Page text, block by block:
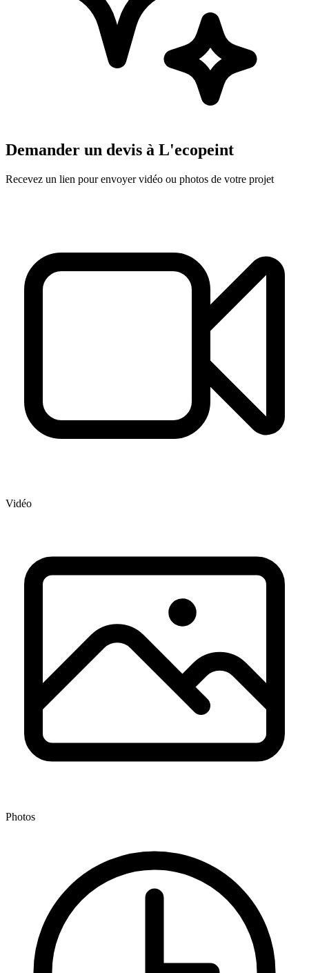
Demander un devis à L'ecopeint
Recevez un lien pour envoyer vidéo ou photos de votre projet
Vidéo
Photos